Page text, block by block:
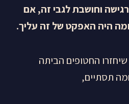
וחושבת לגבי זה, אם
היה האפקט של זה עליך.
החטופים הביתה
תסתיים,